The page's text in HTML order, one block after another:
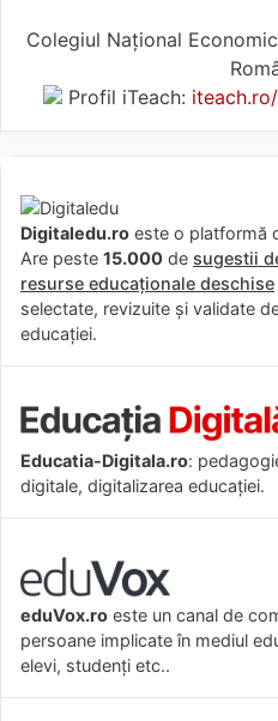
Colegiul Național
Profil iTeach:
Digitaledu.ro este o platformă
Are peste 15.000 de sugestii
resurse educaționale deschise
selectate, revizuite și validate
educației.
Educatia-Digitala.ro:
digitale, digitalizarea educației.
eduVox.ro este un canal de
persoane implicate în mediul
elevi, studenți etc..